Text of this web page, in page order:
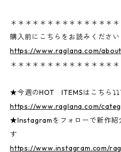
＊＊＊＊＊＊＊＊＊＊＊＊＊＊＊
購入前にこちらをお読みください
https://www.raglana.com/about
＊＊＊＊＊＊＊＊＊＊＊＊＊＊＊
★今週のHOT ITEMSはこちら
https://www.raglana.com/
★Instagramをフォローで新作
す
https://www.instagram.com/